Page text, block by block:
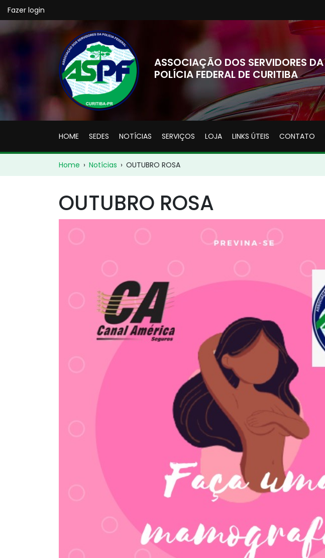
Fazer login
ASSOCIAÇÃO DOS SERVIDORES DA
POLÍCIA FEDERAL DE CURITIBA
HOME SEDES NOTÍCIAS SERVIÇOS LOJA LINKS ÚTEIS CONTATO
Home › Notícias › OUTUBRO ROSA
OUTUBRO ROSA